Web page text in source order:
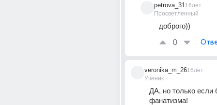
petrova_31
Просветленный
16лет
доброго))
0
veronika_m_26
Ученик
16лет
ДА, но только если
фанатизма!